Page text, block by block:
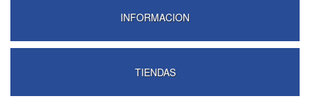
INFORMACION
TIENDAS